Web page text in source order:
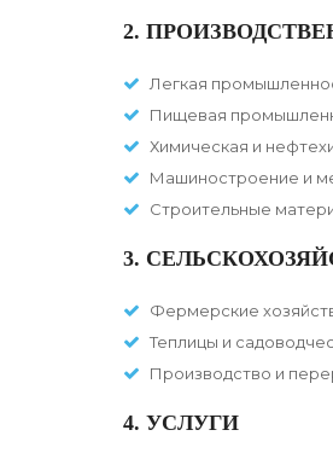
2.
Легкая
Пищевая
Химическая и
Машиностроение и
Строительные
3.
Фермерские
Теплицы и
Производство и
4. УСЛУГИ